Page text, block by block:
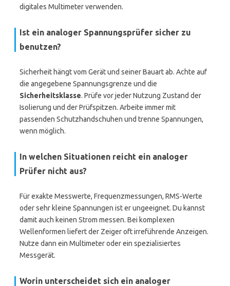
digitales Multimeter verwenden.
Ist ein analoger Spannungsprüfer sicher zu
benutzen?
Sicherheit hängt vom Gerät und seiner Bauart ab. Achte auf
die angegebene Spannungsgrenze und die
Sicherheitsklasse. Prüfe vor jeder Nutzung Zustand der
Isolierung und der Prüfspitzen. Arbeite immer mit
passenden Schutzhandschuhen und trenne Spannungen,
wenn möglich.
In welchen Situationen reicht ein analoger
Prüfer nicht aus?
Für exakte Messwerte, Frequenzmessungen, RMS-Werte
oder sehr kleine Spannungen ist er ungeeignet. Du kannst
damit auch keinen Strom messen. Bei komplexen
Wellenformen liefert der Zeiger oft irreführende Anzeigen.
Nutze dann ein Multimeter oder ein spezialisiertes
Messgerät.
Worin unterscheidet sich ein analoger